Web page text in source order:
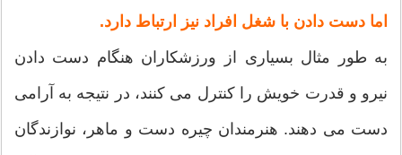
اما دست دادن با شغل افراد نیز ارتباط دارد.
به طور مثال بسیاری از ورزشکاران هنگام دست دادن
نیرو و قدرت خویش را کنترل می کنند، در نتیجه به آرامی
دست می دهند. هنرمندان چیره دست و ماهر، نوازندگان